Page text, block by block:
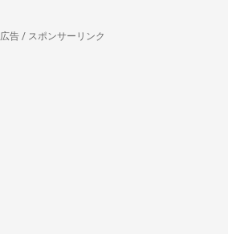
広告 / スポンサーリンク